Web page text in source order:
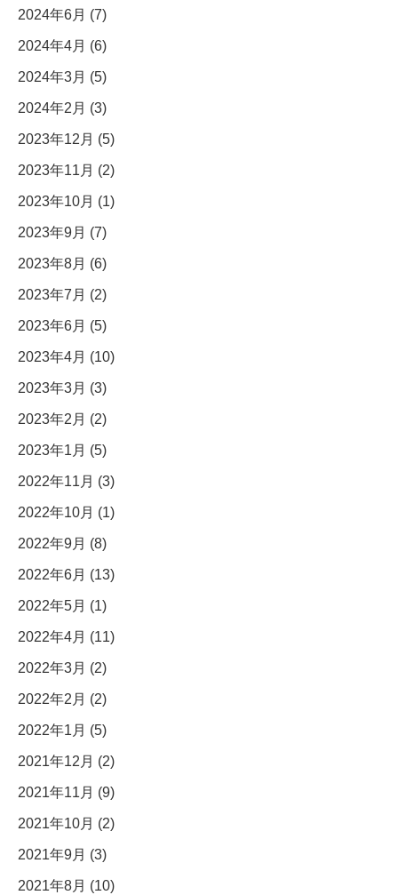
2024年6月 (7)
2024年4月 (6)
2024年3月 (5)
2024年2月 (3)
2023年12月 (5)
2023年11月 (2)
2023年10月 (1)
2023年9月 (7)
2023年8月 (6)
2023年7月 (2)
2023年6月 (5)
2023年4月 (10)
2023年3月 (3)
2023年2月 (2)
2023年1月 (5)
2022年11月 (3)
2022年10月 (1)
2022年9月 (8)
2022年6月 (13)
2022年5月 (1)
2022年4月 (11)
2022年3月 (2)
2022年2月 (2)
2022年1月 (5)
2021年12月 (2)
2021年11月 (9)
2021年10月 (2)
2021年9月 (3)
2021年8月 (10)